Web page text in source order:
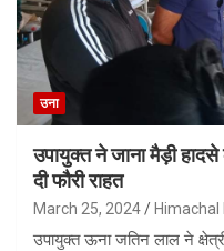
उना
उपायुक्त ने जाना मैड़ी
दी फौरी राहत
March 25, 2024 Himachal
उपायुक्त ऊना जतिन लाल ने